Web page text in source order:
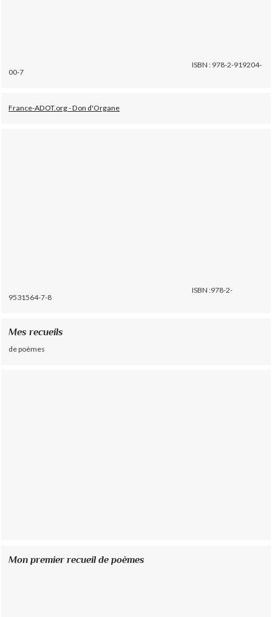
ISBN : 978-2-919204-
00-7
France-ADOT.org - Don d'Organe
ISBN :978-2-
9531564-7-8
Mes recueils
de poèmes
Mon premier recueil de poèmes